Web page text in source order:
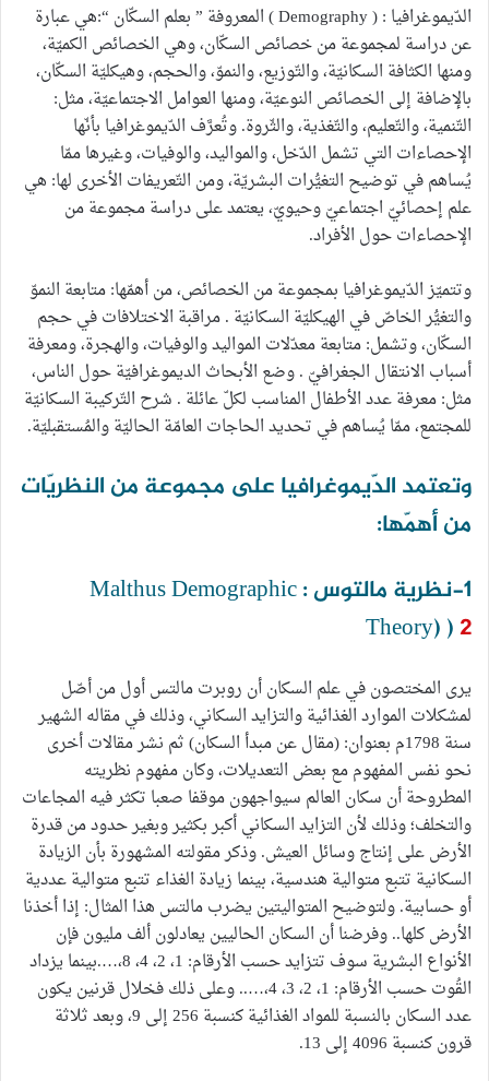
الدّيموغرافيا : ( Demography ) المعروفة ” بعلم السكّان “:هي عبارة
عن دراسة لمجموعة من خصائص السكّان، وهي الخصائص الكميّة،
ومنها الكثافة السكانيّة، والتّوزيع، والنموّ، والحجم، وهيكليّة السكّان،
بالإضافة إلى الخصائص النوعيّة، ومنها العوامل الاجتماعيّة، مثل:
التّنمية، والتّعليم، والتّغذية، والثّروة. وتُعرَّف الدّيموغرافيا بأنّها
الإحصاءات التي تشمل الدّخل، والمواليد، والوفيات، وغيرها ممّا
يُساهم في توضيح التغيُّرات البشريّة، ومن التّعريفات الأخرى لها: هي
علم إحصائيّ اجتماعيّ وحيويّ، يعتمد على دراسة مجموعة من
الإحصاءات حول الأفراد.
وتتميّز الدّيموغرافيا بمجموعة من الخصائص، من أهمّها: متابعة النموّ
والتغيُّر الخاصّ في الهيكليّة السكانيّة . مراقبة الاختلافات في حجم
السكّان، وتشمل: متابعة معدّلات المواليد والوفيات، والهجرة، ومعرفة
أسباب الانتقال الجغرافيّ . وضع الأبحاث الديموغرافيّة حول الناس،
مثل: معرفة عدد الأطفال المناسب لكلّ عائلة . شرح التّركيبة السكانيّة
للمجتمع، ممّا يُساهم في تحديد الحاجات العامّة الحاليّة والمُستقبليّة.
وتعتمد الدّيموغرافيا على مجموعة من النظريّات
من أهمّها:
1-نظرية مالتوس : Malthus Demographic
Theory) )2
يرى المختصون في علم السكان أن روبرت مالتس أول من أصّل
لمشكلات الموارد الغذائية والتزايد السكاني، وذلك في مقاله الشهير
سنة 1798م بعنوان: (مقال عن مبدأ السكان) ثم نشر مقالات أخرى
نحو نفس المفهوم مع بعض التعديلات، وكان مفهوم نظريته
المطروحة أن سكان العالم سيواجهون موقفا صعبا تكثر فيه المجاعات
والتخلف؛ وذلك لأن التزايد السكاني أكبر بكثير وبغير حدود من قدرة
الأرض على إنتاج وسائل العيش. وذكر مقولته المشهورة بأن الزيادة
السكانية تتبع متوالية هندسية، بينما زيادة الغذاء تتبع متوالية عددية
أو حسابية. ولتوضيح المتواليتين يضرب مالتس هذا المثال: إذا أخذنا
الأرض كلها.. وفرضنا أن السكان الحاليين يعادلون ألف مليون فإن
الأنواع البشرية سوف تتزايد حسب الأرقام: 1، 2، 4، 8،….بينما يزداد
القُوت حسب الأرقام: 1، 2، 3، 4،….. وعلى ذلك فخلال قرنين يكون
عدد السكان بالنسبة للمواد الغذائية كنسبة 256 إلى 9، وبعد ثلاثة
قرون كنسبة 4096 إلى 13.